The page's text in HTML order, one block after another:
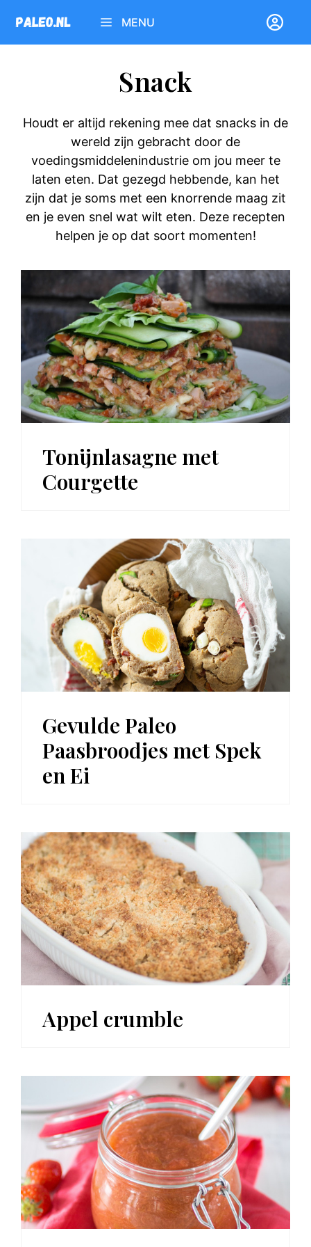
naar
de
MENU
Snack
Houdt er altijd rekening mee dat snacks in de
wereld zijn gebracht door de
voedingsmiddelenindustrie om jou meer te
laten eten. Dat gezegd hebbende, kan het
zijn dat je soms met een knorrende maag zit
en je even snel wat wilt eten. Deze recepten
helpen je op dat soort momenten!
Tonijnlasagne met
Courgette
Gevulde Paleo
Paasbroodjes met Spek
en Ei
Appel crumble